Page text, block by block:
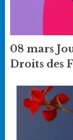
08 mars
Droits des